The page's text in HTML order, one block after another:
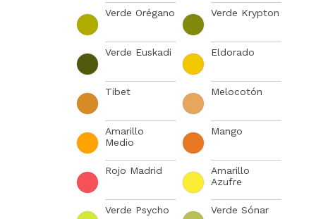
Verde Orégano Verde Krypton
Verde Euskadi Eldorado
Tibet Melocotón
Amarillo
Medio
Mango
Rojo Madrid
Amarillo
Azufre
Verde Psycho Verde Sónar